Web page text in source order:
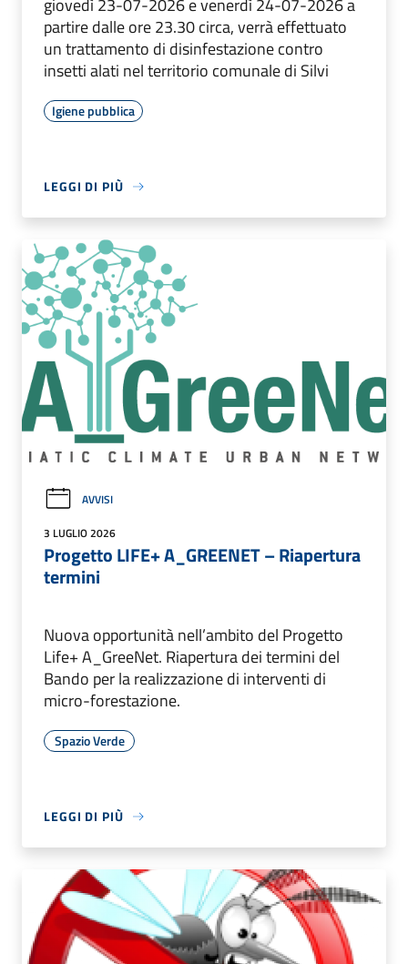
giovedì 23-07-2026 e venerdì 24-07-2026 a
partire dalle ore 23.30 circa, verrà effettuato
un trattamento di disinfestazione contro
insetti alati nel territorio comunale di Silvi
Igiene pubblica
LEGGI DI PIÙ
AVVISI
3 LUGLIO 2026
Progetto LIFE+ A_GREENET – Riapertura
termini
Nuova opportunità nell’ambito del Progetto
Life+ A_GreeNet. Riapertura dei termini del
Bando per la realizzazione di interventi di
micro-forestazione.
Spazio Verde
LEGGI DI PIÙ